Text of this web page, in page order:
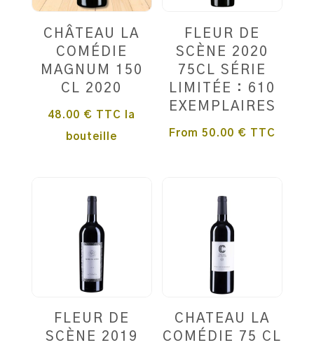
CHÂTEAU LA
COMÉDIE
MAGNUM 150
CL 2020
48.00 € TTC la
bouteille
FLEUR DE
SCÈNE 2020
75CL SÉRIE
LIMITÉE : 610
EXEMPLAIRES
From 50.00 € TTC
FLEUR DE
SCÈNE 2019
CHATEAU LA
COMÉDIE 75 CL